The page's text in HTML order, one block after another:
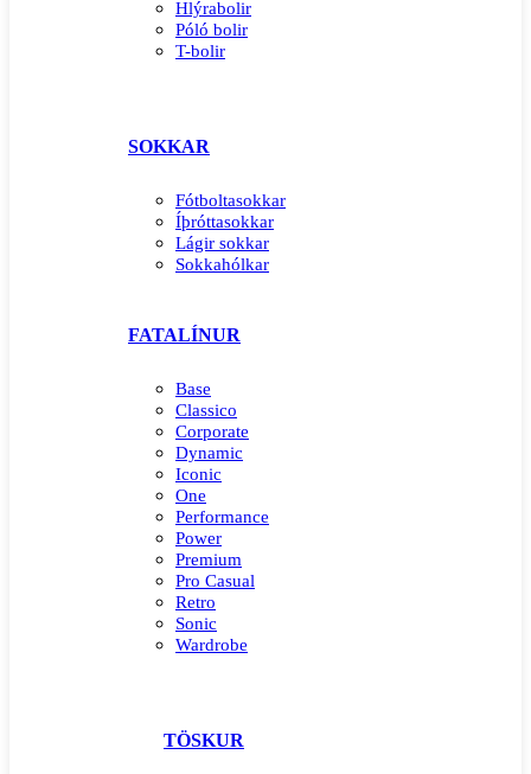
Hlýrabolir
Póló bolir
T-bolir
SOKKAR
Fótboltasokkar
Íþróttasokkar
Lágir sokkar
Sokkahólkar
FATALÍNUR
Base
Classico
Corporate
Dynamic
Iconic
One
Performance
Power
Premium
Pro Casual
Retro
Sonic
Wardrobe
TÖSKUR